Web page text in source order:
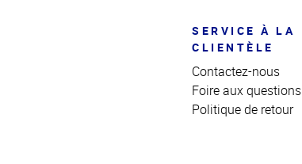
SERVICE À LA
CLIENTÈLE
Contactez-nous
Foire aux questions
Politique de retour